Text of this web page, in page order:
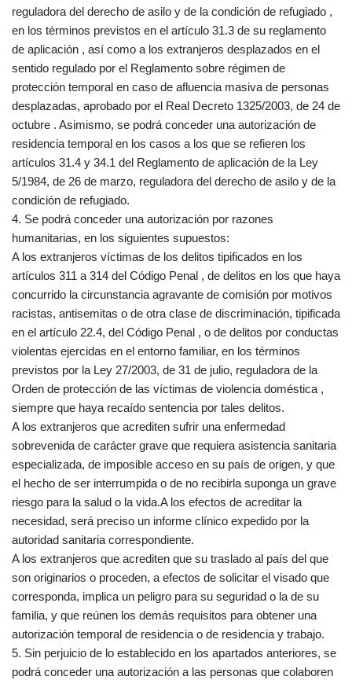
reguladora del derecho de asilo y de la condición de refugiado ,
en los términos previstos en el artículo 31.3 de su reglamento
de aplicación , así como a los extranjeros desplazados en el
sentido regulado por el Reglamento sobre régimen de
protección temporal en caso de afluencia masiva de personas
desplazadas, aprobado por el Real Decreto 1325/2003, de 24 de
octubre . Asimismo, se podrá conceder una autorización de
residencia temporal en los casos a los que se refieren los
artículos 31.4 y 34.1 del Reglamento de aplicación de la Ley
5/1984, de 26 de marzo, reguladora del derecho de asilo y de la
condición de refugiado.
4. Se podrá conceder una autorización por razones
humanitarias, en los siguientes supuestos:
A los extranjeros víctimas de los delitos tipificados en los
artículos 311 a 314 del Código Penal , de delitos en los que haya
concurrido la circunstancia agravante de comisión por motivos
racistas, antisemitas o de otra clase de discriminación, tipificada
en el artículo 22.4, del Código Penal , o de delitos por conductas
violentas ejercidas en el entorno familiar, en los términos
previstos por la Ley 27/2003, de 31 de julio, reguladora de la
Orden de protección de las víctimas de violencia doméstica ,
siempre que haya recaído sentencia por tales delitos.
A los extranjeros que acrediten sufrir una enfermedad
sobrevenida de carácter grave que requiera asistencia sanitaria
especializada, de imposible acceso en su país de origen, y que
el hecho de ser interrumpida o de no recibirla suponga un grave
riesgo para la salud o la vida.A los efectos de acreditar la
necesidad, será preciso un informe clínico expedido por la
autoridad sanitaria correspondiente.
A los extranjeros que acrediten que su traslado al país del que
son originarios o proceden, a efectos de solicitar el visado que
corresponda, implica un peligro para su seguridad o la de su
familia, y que reúnen los demás requisitos para obtener una
autorización temporal de residencia o de residencia y trabajo.
5. Sin perjuicio de lo establecido en los apartados anteriores, se
podrá conceder una autorización a las personas que colaboren